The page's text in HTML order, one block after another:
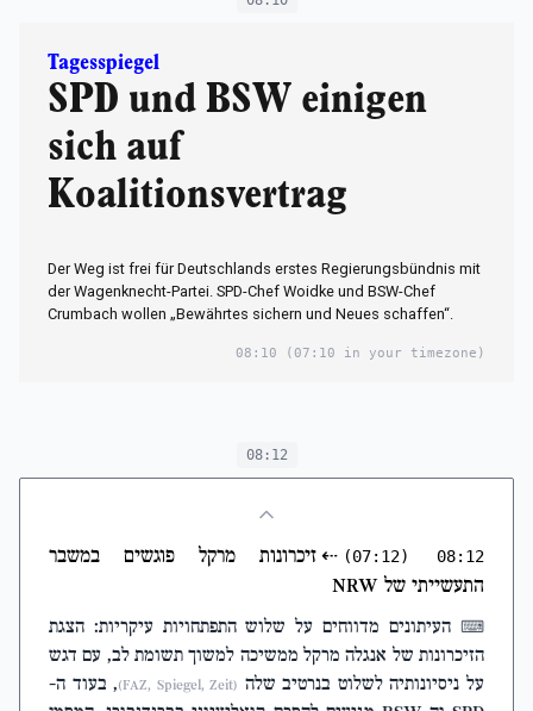
Tagesspiegel
SPD und BSW einigen
sich auf
Koalitionsvertrag
Der Weg ist frei für Deutschlands erstes Regierungsbündnis mit
der Wagenknecht-Partei. SPD-Chef Woidke und BSW-Chef
Crumbach wollen „Bewährtes sichern und Neues schaffen“.
08:10 (07:10 in your timezone)
08:12
08:12
(07:12)
⇠זיכרונות מרקל פוגשים במשבר
התעשייתי של NRW
⌨ העיתונים מדווחים על שלוש התפתחויות עיקריות: הצגת
הזיכרונות של אנגלה מרקל ממשיכה למשוך תשומת לב, עם דגש
על ניסיונותיה לשלוט בנרטיב שלה (FAZ, Spiegel, Zeit)
, בעוד ה-